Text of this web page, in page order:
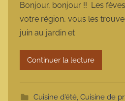
r
m
r
m
Bonjour, bonjour !! Les
votre région, vous les
juin au jardin et
Continuer la lecture
Cuisine d'été, Cuisine de